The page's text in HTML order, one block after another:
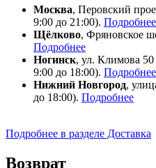
Москва, Перовский
9:00 до 21:00). Подробнее
Щёлково, Фряновское
Подробнее
Ногинск, ул. Климова
9:00 до 18:00). Подробнее
Нижний Новгород,
до 18:00). Подробнее
Подробнее в разделе Доставка
Возврат